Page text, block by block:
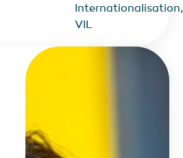
Internationalisation,
VIL